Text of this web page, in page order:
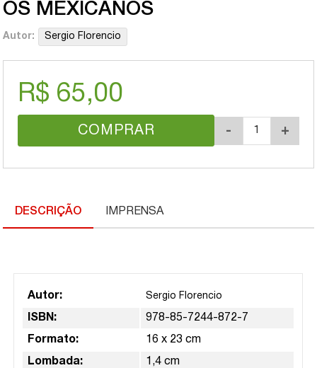
OS MEXICANOS
Autor: Sergio Florencio
R$ 65,00
COMPRAR - +
DESCRIÇÃO IMPRENSA
Autor: Sergio Florencio
ISBN: 978-85-7244-872-7
Formato: 16 x 23 cm
Lombada: 1,4 cm